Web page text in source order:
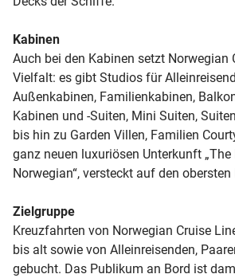
Kabinen
Auch bei den Kabinen setzt Norwegian
Vielfalt: es gibt Studios für
Außenkabinen, Familienkabinen,
Kabinen und -Suiten, Mini Suiten,
bis hin zu Garden Villen, Familien
ganz neuen luxuriösen Unterkunft „The
Norwegian“, versteckt auf den
Zielgruppe
Kreuzfahrten von Norwegian Cruise
bis alt sowie von Alleinreisenden,
gebucht. Das Publikum an Bord ist